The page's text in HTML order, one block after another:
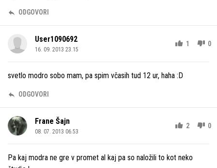
ODGOVORI
User1090692
16. 09. 2013 23.15
1 0
svetlo modro sobo mam, pa spim včasih tud 12 ur, haha :D
ODGOVORI
Frane Šajn
08. 07. 2013 06.53
2 0
Pa kaj modra ne gre v promet al kaj pa so naložili to kot neko